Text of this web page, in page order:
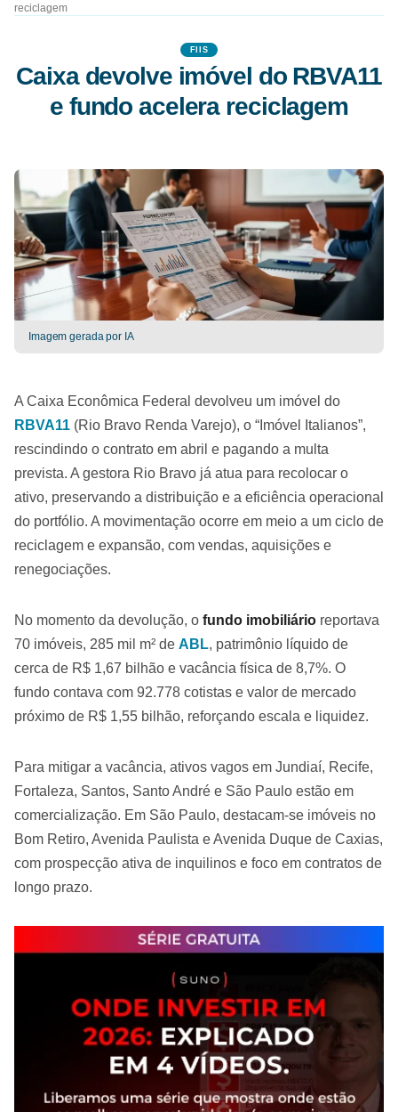
reciclagem
FIIS
Caixa devolve imóvel do RBVA11
e fundo acelera reciclagem
Imagem gerada por IA
A Caixa Econômica Federal devolveu um imóvel do
RBVA11 (Rio Bravo Renda Varejo), o “Imóvel Italianos”,
rescindindo o contrato em abril e pagando a multa
prevista. A gestora Rio Bravo já atua para recolocar o
ativo, preservando a distribuição e a eficiência operacional
do portfólio. A movimentação ocorre em meio a um ciclo de
reciclagem e expansão, com vendas, aquisições e
renegociações.
No momento da devolução, o fundo imobiliário reportava
70 imóveis, 285 mil m² de ABL, patrimônio líquido de
cerca de R$ 1,67 bilhão e vacância física de 8,7%. O
fundo contava com 92.778 cotistas e valor de mercado
próximo de R$ 1,55 bilhão, reforçando escala e liquidez.
Para mitigar a vacância, ativos vagos em Jundiaí, Recife,
Fortaleza, Santos, Santo André e São Paulo estão em
comercialização. Em São Paulo, destacam-se imóveis no
Bom Retiro, Avenida Paulista e Avenida Duque de Caxias,
com prospecção ativa de inquilinos e foco em contratos de
longo prazo.